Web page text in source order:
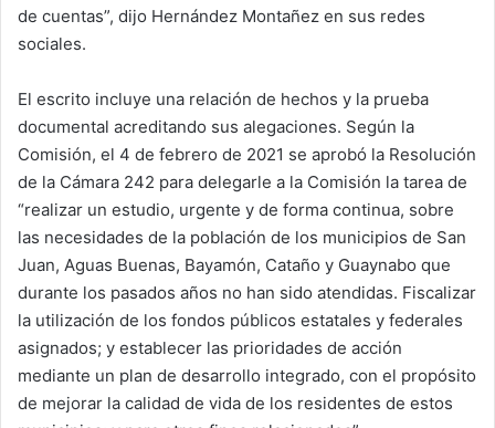
de cuentas”, dijo Hernández Montañez en sus redes
sociales.
El escrito incluye una relación de hechos y la prueba
documental acreditando sus alegaciones. Según la
Comisión, el 4 de febrero de 2021 se aprobó la Resolución
de la Cámara 242 para delegarle a la Comisión la tarea de
“realizar un estudio, urgente y de forma continua, sobre
las necesidades de la población de los municipios de San
Juan, Aguas Buenas, Bayamón, Cataño y Guaynabo que
durante los pasados años no han sido atendidas. Fiscalizar
la utilización de los fondos públicos estatales y federales
asignados; y establecer las prioridades de acción
mediante un plan de desarrollo integrado, con el propósito
de mejorar la calidad de vida de los residentes de estos